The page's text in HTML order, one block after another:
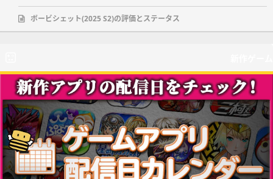
ボービシェット(2025 S2)の評価とステータス